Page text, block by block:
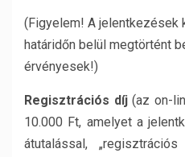
(Figyelem! A jelentkezések
határidőn belül megtörtént
érvényesek!)
Regisztrációs díj(az on-
10.000 Ft, amelyet a
átutalással,